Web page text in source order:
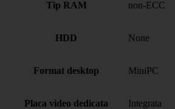
Tip RAM non-ECC
HDD None
Format desktop MiniPC
Placa video dedicata Integrata